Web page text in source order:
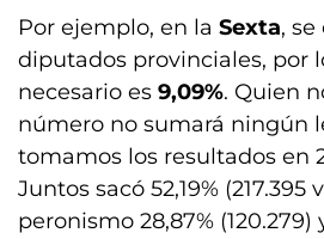
Por ejemplo, en la Sexta, se
diputados provinciales, por
necesario es 9,09%. Quien
número no sumará ningún
tomamos los resultados en
Juntos sacó 52,19% (217.395
peronismo 28,87%